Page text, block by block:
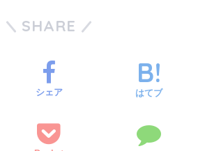
SHARE
シェア はてブ